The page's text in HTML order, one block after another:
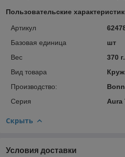
Пользовательские
Артикул
Базовая единица
шт
Вес
370 г.
Вид товара
Производство:
Серия
Aura
Скрыть
Условия доставки